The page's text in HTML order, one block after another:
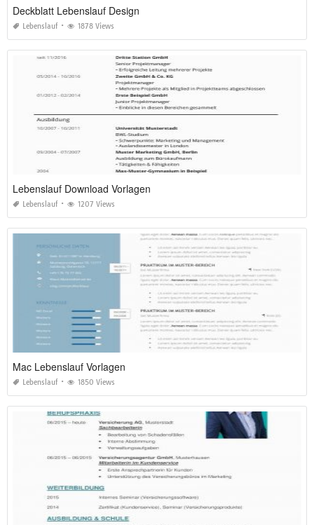
Deckblatt Lebenslauf Design
Lebenslauf 1878 Views
Lebenslauf Download Vorlagen
Lebenslauf 1207 Views
Mac Lebenslauf Vorlagen
Lebenslauf 1850 Views